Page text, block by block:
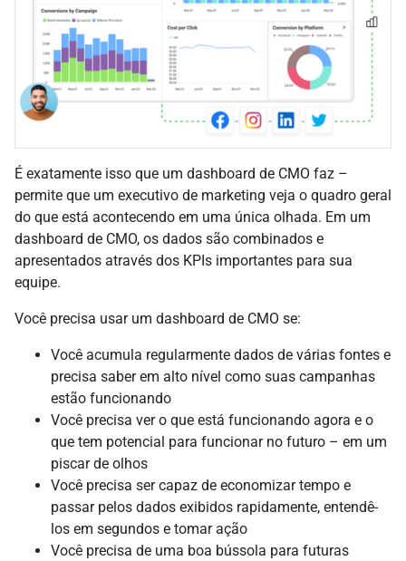
É exatamente isso que um dashboard de CMO faz –
permite que um executivo de marketing veja o quadro geral
do que está acontecendo em uma única olhada. Em um
dashboard de CMO, os dados são combinados e
apresentados através dos KPIs importantes para sua
equipe.
Você precisa usar um dashboard de CMO se:
Você acumula regularmente dados de várias fontes e
precisa saber em alto nível como suas campanhas
estão funcionando
Você precisa ver o que está funcionando agora e o
que tem potencial para funcionar no futuro – em um
piscar de olhos
Você precisa ser capaz de economizar tempo e
passar pelos dados exibidos rapidamente, entendê-
los em segundos e tomar ação
Você precisa de uma boa bússola para futuras